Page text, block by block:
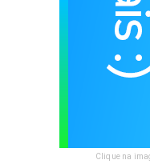
Clique na